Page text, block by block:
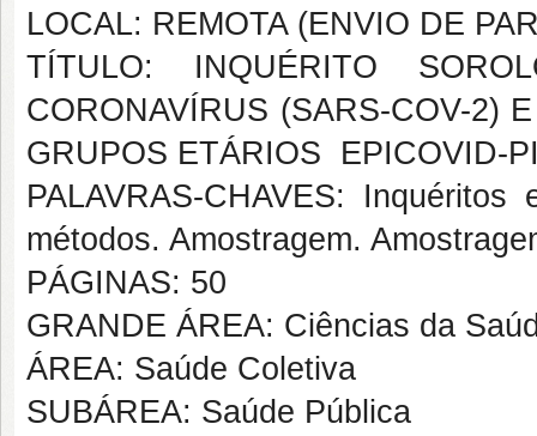
LOCAL: REMOTA (ENVIO DE
TÍTULO: INQUÉRITO
CORONAVÍRUS (SARS-COV-2)
GRUPOS ETÁRIOS  EPICOVID-
PALAVRAS-CHAVES:
métodos. Amostragem.
PÁGINAS: 50
GRANDE ÁREA: Ciências da
ÁREA: Saúde Coletiva
SUBÁREA: Saúde Pública